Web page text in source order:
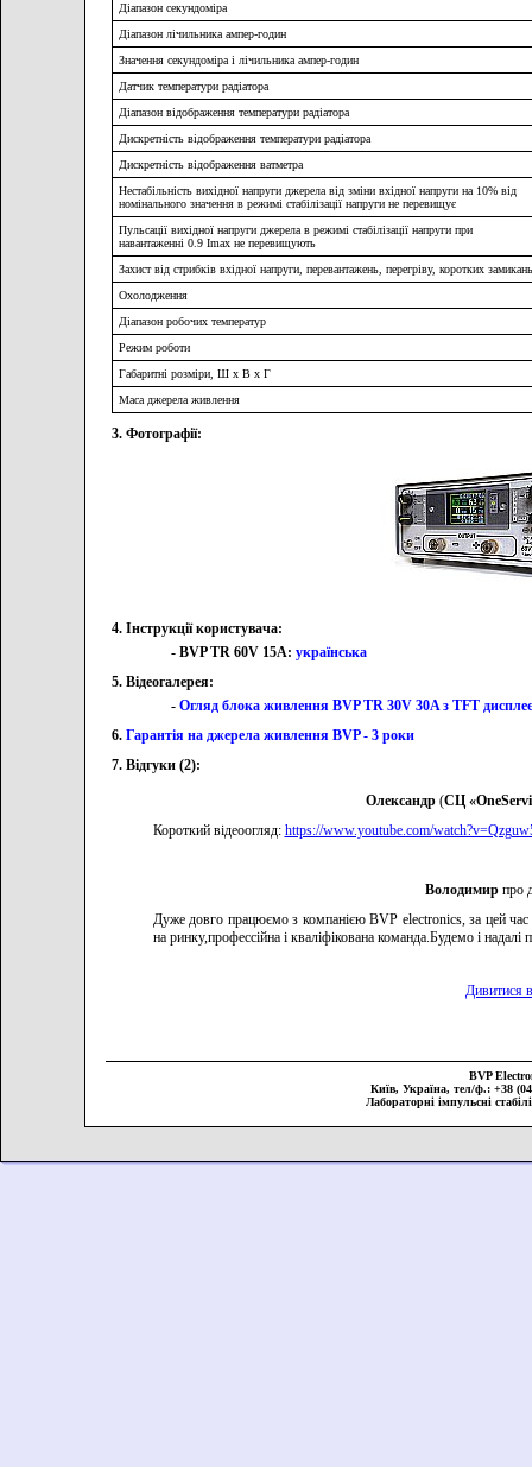
Діапазон секундоміра
Діапазон лічильника ампер-годин
Значення секундоміра і лічильника ампер-годин
Датчик температури радіатора
Діапазон відображення температури радіатора
Дискретність відображення температури радіатора
Дискретність відображення ватметра
Нестабільність вихідної напруги джерела від зміни вхідної напруги на 10% від
номінального значення в режимі стабілізації напруги не перевищує
Пульсації вихідної напруги джерела в режимі стабілізації напруги при
навантаженні 0.9 Imax не перевищують
Захист від стрибків вхідної напруги, перевантажень, перегріву, коротких замикань
Охолодження
Діапазон робочих температур
Режим роботи
Габаритні розміри, Ш х В х Г
Маса джерела живлення
3. Фотографії:
4. Інструкції користувача:
- BVP TR 60V 15A: українська
5. Відеогалерея:
- Огляд блока живлення BVP TR 30V 30A з TFT
6. Гарантія на джерела живлення BVP - 3 роки
7. Відгуки (2):
Олександр(СЦ
Короткий відеоогляд: https://www.youtube.com/
Володимир про
Дуже довго працюємо з компанією BVP electronics, за цей
на ринку,профессійна і кваліфікована команда.Будемо і
Дивитися
BVP
Київ, Україна, тел/ф.: +38
Лабораторні імпульсні